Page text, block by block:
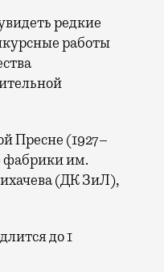
редкие
работы
Пресне (1927–
фабрики им.
(ДК ЗиЛ),
до 1